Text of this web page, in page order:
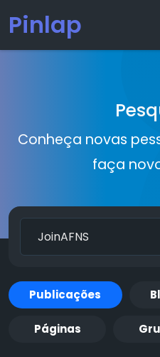
Pinlap
Conheça novas
faça
Publicações
Páginas